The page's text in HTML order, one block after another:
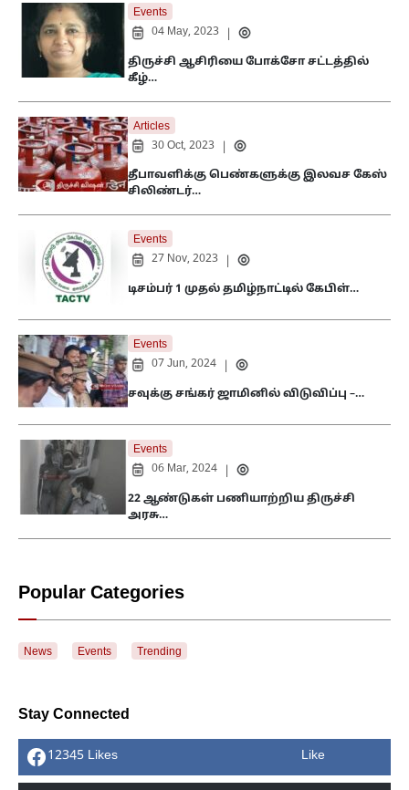
Events
04 May, 2023
திருச்சி ஆசிரியை போக்சோ சட்டத்தில்
கீழ்…
Articles
30 Oct, 2023
தீபாவளிக்கு பெண்களுக்கு இலவச கேஸ்
சிலிண்டர்…
Events
27 Nov, 2023
டிசம்பர் 1 முதல் தமிழ்நாட்டில் கேபிள்…
Events
07 Jun, 2024
சவுக்கு சங்கர் ஜாமினில் விடுவிப்பு –…
Events
06 Mar, 2024
22 ஆண்டுகள் பணியாற்றிய திருச்சி
அரசு…
Popular Categories
News Events Trending
Stay Connected
12345 Likes Like